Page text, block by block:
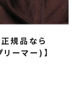
規品なら
ーマー)】